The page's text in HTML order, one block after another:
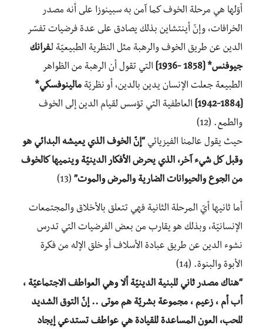
أوّلها هي مرحلة الخوف كما آمن به سبينوزا على أنه مصدر
الخرافات، وإنّ أينتشاين بذلك يصادق على عدة فرضيات تفسّر
الدين عن طريق الخوف والرهبة مثل النظرية الطبيعيّة لـفرانك
جيوفنس* [1858 -1936]
التي تقول أن الرهبة من الظواهر
الطبيعة جعلت الإنسان يدين بالدين، أو نظريّة مالينوفسكي*
[1884-1942]
العاطفية التي تؤسس لقيام الدين إلى الخوف
والطمع. (12)
حيث يقول عالمنا الفيزيائي “إنّ الخوف الذي يعيشه البدائي هو
وقبل كل شيء آخر، الذي يحرض الأفكار الدينيّة وينميها كالخوف
من الجوع والحيوانات الضارية والمرض والموت” (13)
أما ثانيها أيّ المرحلة الثانية فهي تتعلق بالأخلاق والمجتمعات
الإنسانيّة، وبذلك هو يقارب من بعض الفرضيات التي تدرس
نشوء الدين عن طريق عبادة الأسلاف أو خلق الإله من فكرة
الأبوة والبنوة. (14)
“هناك مصدر ثاني للبنية الدينيّة ألا وهي العواطف الاجتماعيّة ،
أب أم ، زعيم ، مجموعة بشريّة هم موتى .. إنّ التوق الشديد
للحب، العون المساعدة للقيادة هي عواطف تستدعي إيجاد